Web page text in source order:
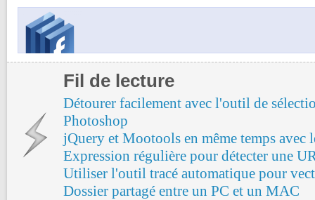
Fil de lecture
Détourer facilement avec l'outil de
Photoshop
jQuery et Mootools en même temps avec
Expression régulière pour détecter une
Utiliser l'outil tracé automatique pour
Dossier partagé entre un PC et un MAC